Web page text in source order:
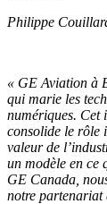
Philippe
« GE Aviation à
qui marie les
numériques. Cet
consolide le rôle
valeur de
un modèle en ce
GE Canada,
notre partenariat